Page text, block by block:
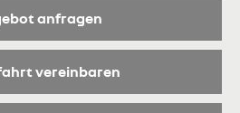
anfragen
vereinbaren